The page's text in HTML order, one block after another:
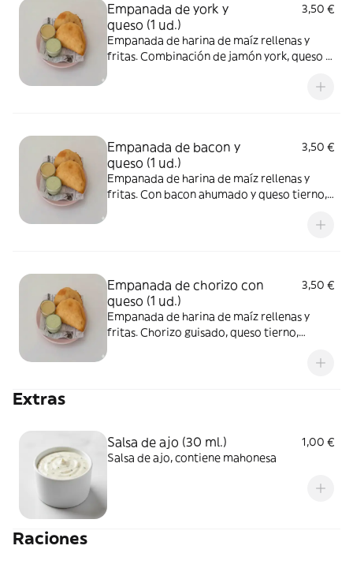
Empanada de york y
queso (1 ud.)
3,50 €
Empanada de harina de maíz rellenas y
fritas. Combinación de jamón york, queso y
Empanada de bacon y
queso (1 ud.)
3,50 €
Empanada de harina de maíz rellenas y
fritas. Con bacon ahumado y queso tierno,
de gluten y lácteos adquirido al momento
Empanada de chorizo con
queso (1 ud.)
3,50 €
Empanada de harina de maíz rellenas y
fritas. Chorizo guisado, queso tierno,
de gluten y lácteos adquirido al momento
Extras
Salsa de ajo (30 ml.)
1,00 €
Salsa de ajo, contiene mahonesa
Raciones